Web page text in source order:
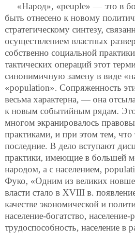
«Народ», «peuple» — это в
быть отнесено к новому
стратегическому синтезу,
осуществлением властных
собственно социальной
тактических операций этот
синонимичную замену в виде
«population». Сопряженность
весьма характерна, — она
к новым событийным рядам.
многом экранировалось
практиками, и при этом тем,
последние. В дело вступают
практики, имеющие в большей
народом, а с населением,
Фуко, «Одним из великих
власти стало в XVIII в.
качестве экономической и
население-богатство,
трудоспособность, население в